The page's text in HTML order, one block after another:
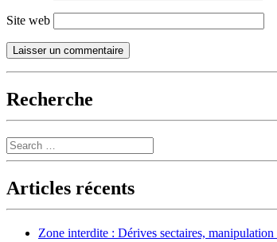
Site web
Recherche
Search
Articles récents
Zone interdite : Dérives sectaires,